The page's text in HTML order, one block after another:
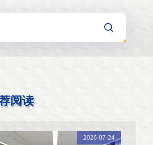
阅读
2026-07-24